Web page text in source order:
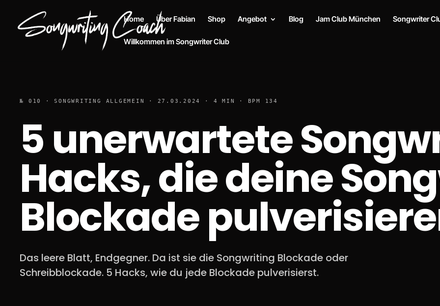
Home Über Fabian Shop Angebot Blog Jam Club München Songwriter
Willkommen im Songwriter Club
№ 010 · SONGWRITING ALLGEMEIN · 27.03.2024 · 4 MIN · BPM 134
5 unerwartete
Hacks, die deine
Blockade
Das leere Blatt, Endgegner. Da ist sie die Songwriting Blockade oder
Schreibblockade. 5 Hacks, wie du jede Blockade pulverisierst.